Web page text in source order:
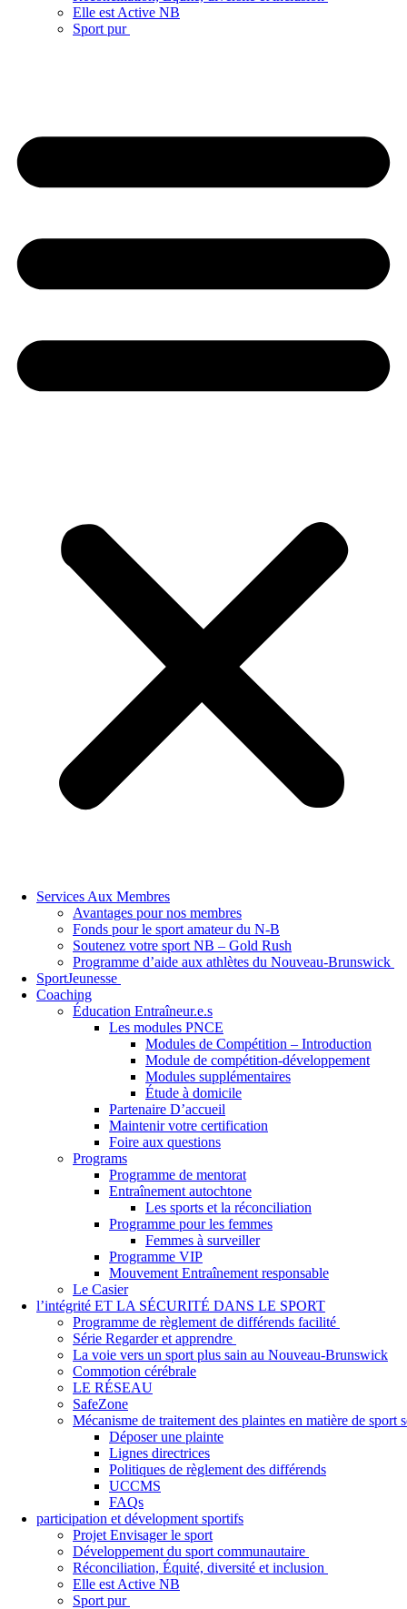
Elle est Active NB
Sport pur
Services Aux Membres
Avantages pour nos membres
Fonds pour le sport amateur du N-B
Soutenez votre sport NB – Gold Rush
Programme d’aide aux athlètes du Nouveau-Brunswick
SportJeunesse
Coaching
Éducation Entraîneur.e.s
Les modules PNCE
Modules de Compétition – Introduction
Module de compétition-développement
Modules supplémentaires
Étude à domicile
Partenaire D’accueil
Maintenir votre certification
Foire aux questions
Programs
Programme de mentorat
Entraînement autochtone
Les sports et la réconciliation
Programme pour les femmes
Femmes à surveiller
Programme VIP
Mouvement Entraînement responsable
Le Casier
l’intégrité ET LA SÉCURITÉ DANS LE SPORT
Programme de règlement de différends facilité
Série Regarder et apprendre
La voie vers un sport plus sain au Nouveau-Brunswick
Commotion cérébrale
LE RÉSEAU
SafeZone
Mécanisme de traitement des plaintes en matière de
Déposer une plainte
Lignes directrices
Politiques de règlement des différends
UCCMS
FAQs
participation et dévelopment sportifs
Projet Envisager le sport
Développement du sport communautaire
Réconciliation, Équité, diversité et inclusion
Elle est Active NB
Sport pur